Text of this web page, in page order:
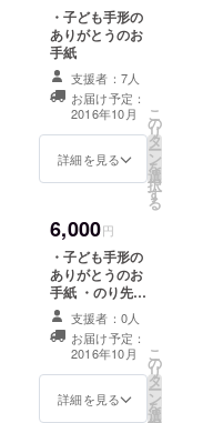
生）
https://www.f
acebook.co
m/tadanori.n
akanishi
稚園教諭を
は、
・サッカー
クラブ、ス
クール運営
・個別の体
操家庭教師
・各種イベ
ントでのス
ポーツ教室
・子ども手形の
ありがとうのお
手紙
支援者：7人
お届け予定：
2016年10月
詳細を見る
こ
の
リ
タ
ー
ン
を
選
択
す
る
6,000円
・子ども手形の
ありがとうのお
手紙 ・のり先生
限定 熊本復興
シール支援者：0人
お届け予定：
2016年10月
詳細を見る
こ
の
リ
タ
ー
ン
を
選